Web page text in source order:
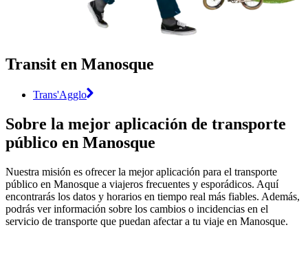
Transit en Manosque
Trans'Agglo
Sobre la mejor aplicación de transporte
público en Manosque
Nuestra misión es ofrecer la mejor aplicación para el transporte
público en Manosque a viajeros frecuentes y esporádicos. Aquí
encontrarás los datos y horarios en tiempo real más fiables. Además,
podrás ver información sobre los cambios o incidencias en el
servicio de transporte que puedan afectar a tu viaje en Manosque.